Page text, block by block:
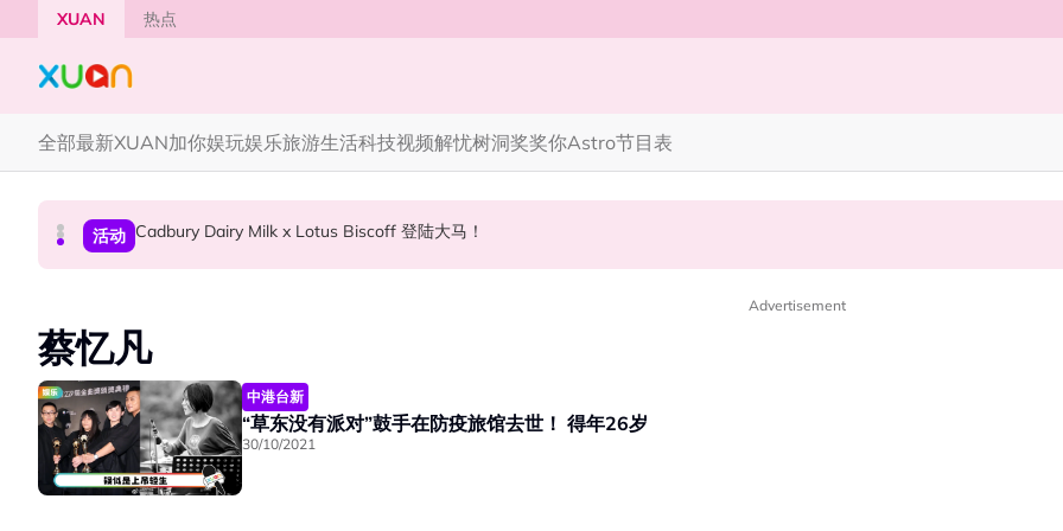
Skip to main content
XUAN 热点
全部最新XUAN加你娱玩娱乐旅游生活科技视频解忧树洞奖奖你Astro节目表
本地星闻 Henn国贤 “Aunty Henn 脱口秀专场 《笑笑笑笑丧》”！10月31日登场
国际星闻 Tom Holland “Spiderman” 替身曝光！“替完蜘蛛人，马上又去演忍者”
活动 Cadbury Dairy Milk x Lotus Biscoff 登陆大马！
Advertisement
蔡忆凡
中港台新
“草东没有派对”鼓手在防疫旅馆去世！ 得年26岁
30/10/2021